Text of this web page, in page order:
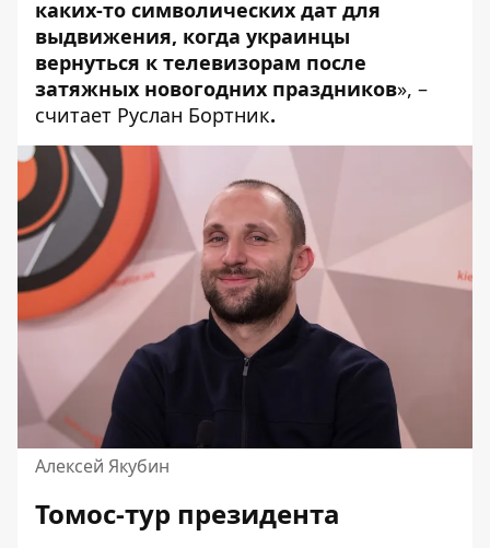
каких-то символических дат для
выдвижения, когда украинцы
вернуться к телевизорам после
затяжных новогодних праздников», –
считает Руслан Бортник.
Алексей Якубин
Томос-тур президента